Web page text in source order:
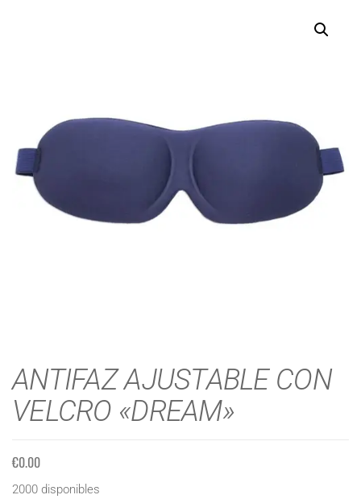
ANTIFAZ AJUSTABLE CON
VELCRO «DREAM»
€0.00
2000 disponibles